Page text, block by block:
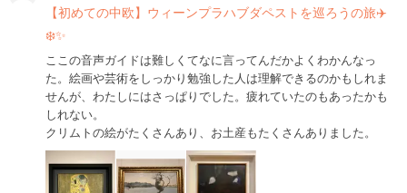
【初めての中欧】ウィーンプラハブダペストを巡ろうの旅✈️
❄️✨
ここの音声ガイドは難しくてなに言ってんだかよくわかんなっ
た。絵画や芸術をしっかり勉強した人は理解できるのかもしれま
せんが、わたしにはさっぱりでした。疲れていたのもあったかも
しれない。
クリムトの絵がたくさんあり、お土産もたくさんありました。